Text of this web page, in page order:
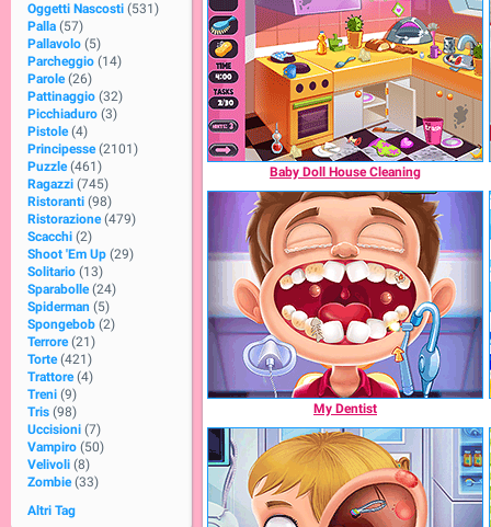
Oggetti Nascosti (531)
Palla (57)
Pallavolo (5)
Parcheggio (14)
Parole (26)
Pattinaggio (32)
Picchiaduro (3)
Pistole (4)
Principesse (2101)
Puzzle (461)
Ragazzi (745)
Ristoranti (98)
Ristorazione (479)
Scacchi (2)
Shoot 'Em Up (29)
Solitario (13)
Sparabolle (24)
Spiderman (5)
Spongebob (2)
Terrore (21)
Torte (421)
Trattore (4)
Treni (9)
Tris (98)
Uccisioni (7)
Vampiro (50)
Velivoli (8)
Zombie (33)
Altri Tag
Baby Doll House Cleaning
My Dentist